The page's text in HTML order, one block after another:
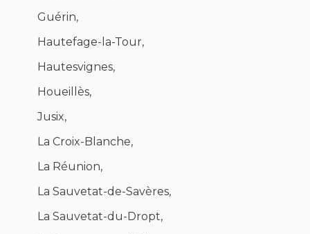
Guérin,
Hautefage-la-Tour,
Hautesvignes,
Houeillès,
Jusix,
La Croix-Blanche,
La Réunion,
La Sauvetat-de-Savères,
La Sauvetat-du-Dropt,